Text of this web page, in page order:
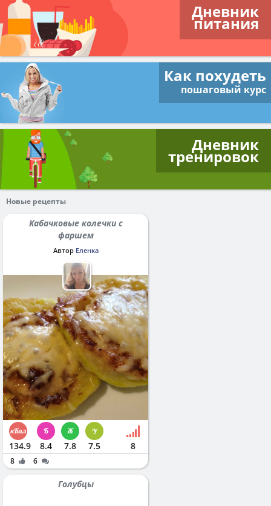
Дневник
питания
Как похудеть
пошаговый курс
Дневник
тренировок
Новые рецепты
Кабачковые колечки с
фаршем
Автор Еленка
134.9 8.4 7.8 7.5 8
8 6
Голубцы